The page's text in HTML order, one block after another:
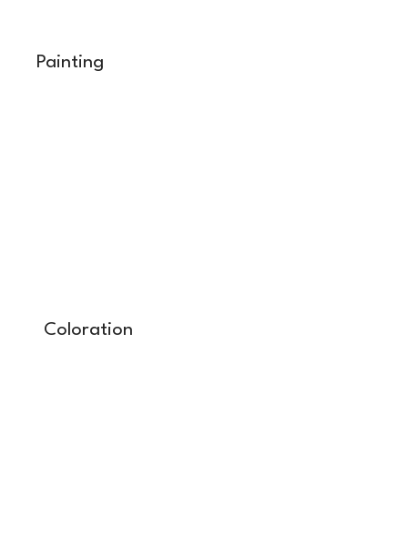
Painting
Coloration